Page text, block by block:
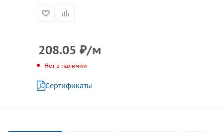
208.05 ₽/м
Нет в наличии
Сертификаты